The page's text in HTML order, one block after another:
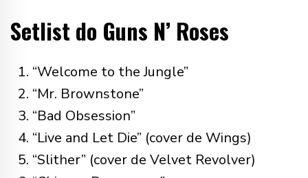
Setlist do Guns N’ Roses
“Welcome to the Jungle”
“Mr. Brownstone”
“Bad Obsession”
“Live and Let Die” (cover de Wings)
“Slither” (cover de Velvet Revolver)